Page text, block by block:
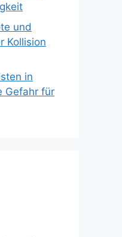
und
Kollision
in
Gefahr für